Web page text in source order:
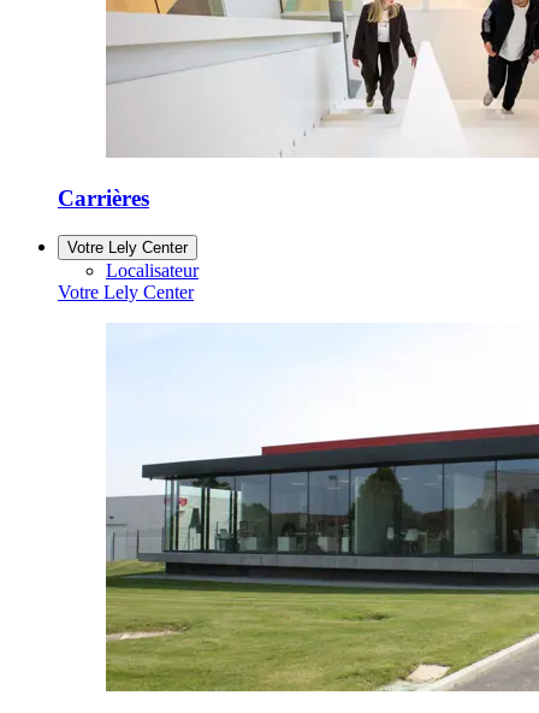
Carrières
Votre Lely Center
Localisateur
Votre Lely Center